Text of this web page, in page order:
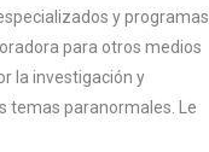
y programas
para otros medios
la investigación y
temas paranormales. Le